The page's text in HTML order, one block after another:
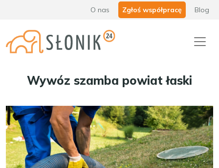
O nas Zgłoś współpracę Blog
Wywóz szamba powiat łaski